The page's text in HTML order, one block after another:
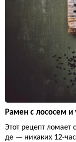
Рамен с лососем
Этот рецепт
де — никаких 12-